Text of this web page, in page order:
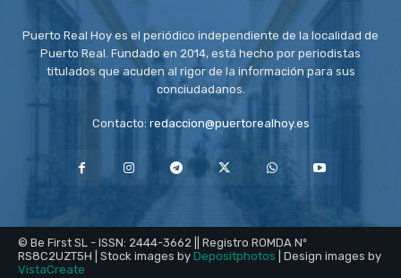
Puerto Real Hoy es el periódico independiente de la localidad de
Puerto Real. Fundado en 2014, está hecho por periodistas
titulados que acuden al rigor de la información para sus
conciudadanos.
Contacto: redaccion@puertorealhoy.es
© Be First SL - ISSN: 2444-3662 || Registro ROMDA Nº
RS8C2UZT5H | Stock images by Depositphotos | Design images by
VistaCreate